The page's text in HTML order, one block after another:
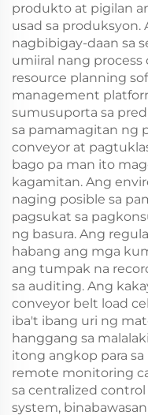
produkto at pigilan
usad sa
nagbibigay-daan sa
umiiral nang
resource planning
management
sumusuporta sa
sa pamamagitan ng
conveyor at
bago pa man ito
kagamitan. Ang
naging posible sa
pagsukat sa
ng basura. Ang
habang ang mga
ang tumpak na
sa auditing. Ang
conveyor belt load
iba't ibang uri ng
hanggang sa
itong angkop para
remote monitoring
sa centralized
system,